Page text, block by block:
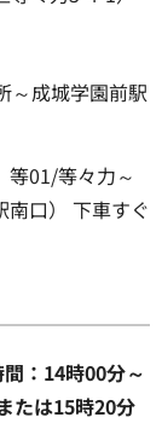
～成城学園前駅
等01/等々力～
口） 下車すぐ
：14時00分～
たは15時20分